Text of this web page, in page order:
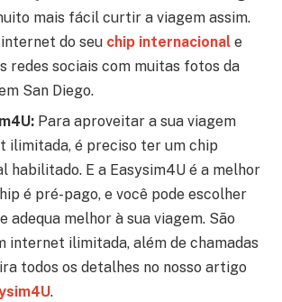
mais fácil curtir a viagem assim.
do seu chip internacional e
redes sociais com muitas fotos da
San Diego.
Para aproveitar a sua viagem
ilimitada, é preciso ter um chip
habilitado. E a Easysim4U é a melhor
é pré-pago, e você pode escolher
adequa melhor à sua viagem. São
internet ilimitada, além de chamadas
todos os detalhes no nosso artigo
.